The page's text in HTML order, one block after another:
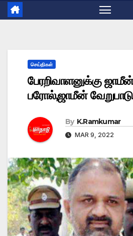
செய்திகள்
பேரறிவாளனுக்கு
பரோல்,ஜாமீன்
By K.Ramkumar
MAR 9, 2022